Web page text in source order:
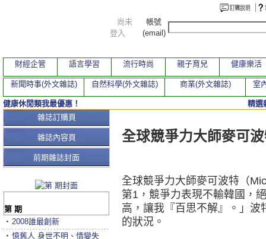
本期文章
全球競爭力大師麥可
全球競爭力大師麥可波特（
第1，競爭力表現不輸韓國，
高，讓我『百思不解』。」
的狀況。
雜誌訂購頁
雜誌內容頁
前期雜誌封面
第 期
‧ 2008誰最創新
‧ 憶舊人 身世不明、情變失
尚未
登入
帳號
(email)
財經企管 語言學習 流行時尚 親子育兒 健康樂活
新聞時事(外文雜誌) 自然科學(外文雜誌) 商業(外文雜誌) 室
健康休閒類我最優惠！ 精選